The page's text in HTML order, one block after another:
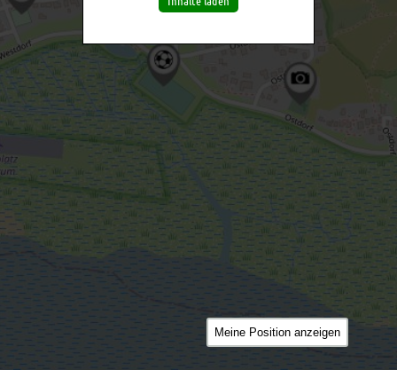
Meine Position anzeigen